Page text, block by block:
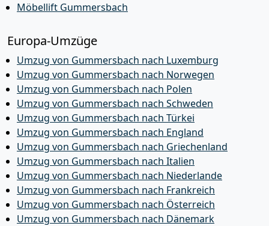
Möbellift Gummersbach
Europa-Umzüge
Umzug von Gummersbach nach Luxemburg
Umzug von Gummersbach nach Norwegen
Umzug von Gummersbach nach Polen
Umzug von Gummersbach nach Schweden
Umzug von Gummersbach nach Türkei
Umzug von Gummersbach nach England
Umzug von Gummersbach nach Griechenland
Umzug von Gummersbach nach Italien
Umzug von Gummersbach nach Niederlande
Umzug von Gummersbach nach Frankreich
Umzug von Gummersbach nach Österreich
Umzug von Gummersbach nach Dänemark